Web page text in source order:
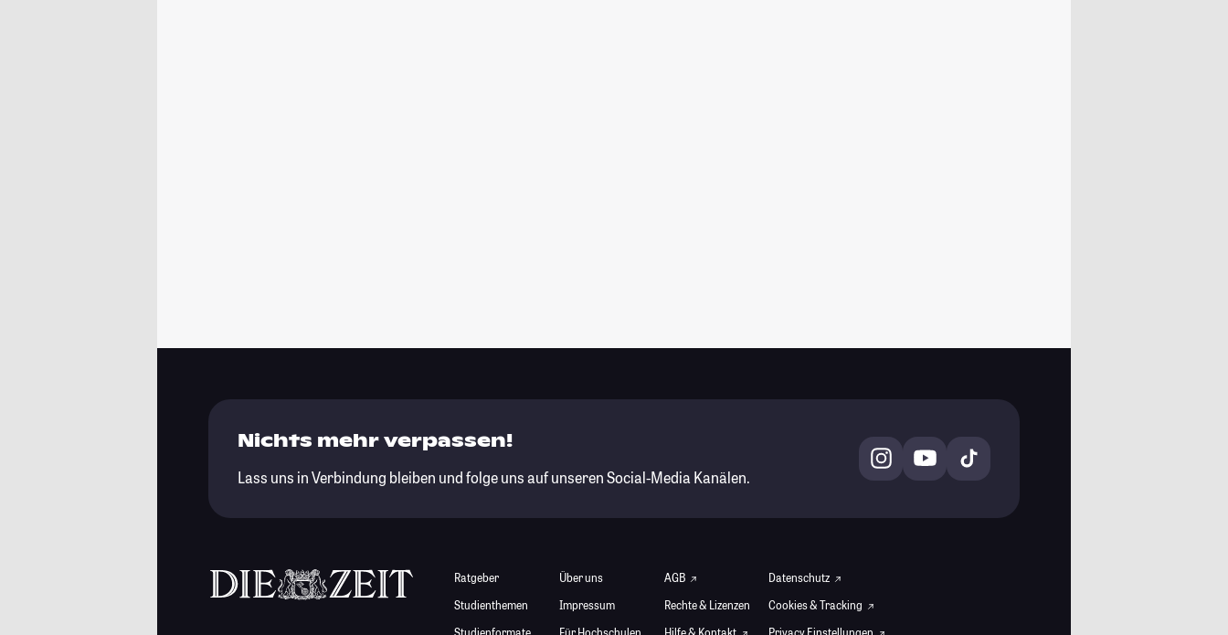
Nichts mehr verpassen!
Lass uns in Verbindung bleiben und folge uns auf unseren Social-Media Kanälen.
Ratgeber
Studienthemen
Studienformate
Über uns
Impressum
Für Hochschulen
AGB
Rechte & Lizenzen
Hilfe & Kontakt
Datenschutz
Cookies & Tracking
Privacy Einstellungen